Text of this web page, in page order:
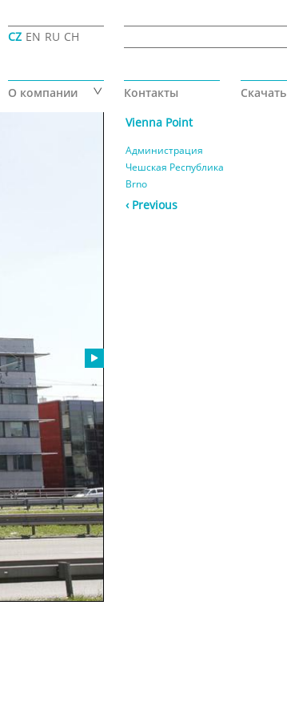
CZ EN RU CH
О компании Контакты
Скачать
Vienna Point
Администрация
Чешская Республика
Brno
‹ Previous